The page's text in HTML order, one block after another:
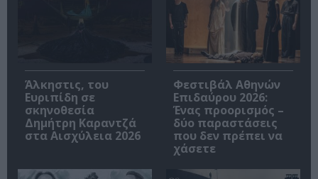
Άλκηστις, του
Ευριπίδη σε
σκηνοθεσία
Δημήτρη Καραντζά
στα Αισχύλεια 2026
Φεστιβάλ Αθηνών
Επιδαύρου 2026:
Ένας προορισμός –
δύο παραστάσεις
που δεν πρέπει να
χάσετε